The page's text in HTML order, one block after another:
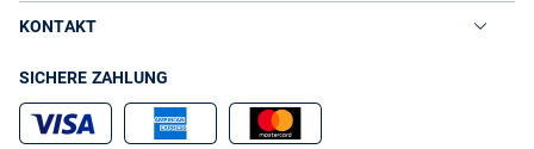
KONTAKT
SICHERE ZAHLUNG